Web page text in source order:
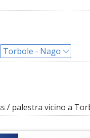
Torbole - Nago
/ palestra vicino a